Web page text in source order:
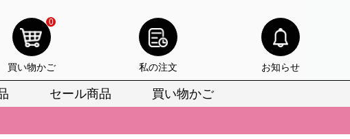
0
買い物かご 私の注文 お知らせ
セール商品 買い物かご
てお選びいただけます。